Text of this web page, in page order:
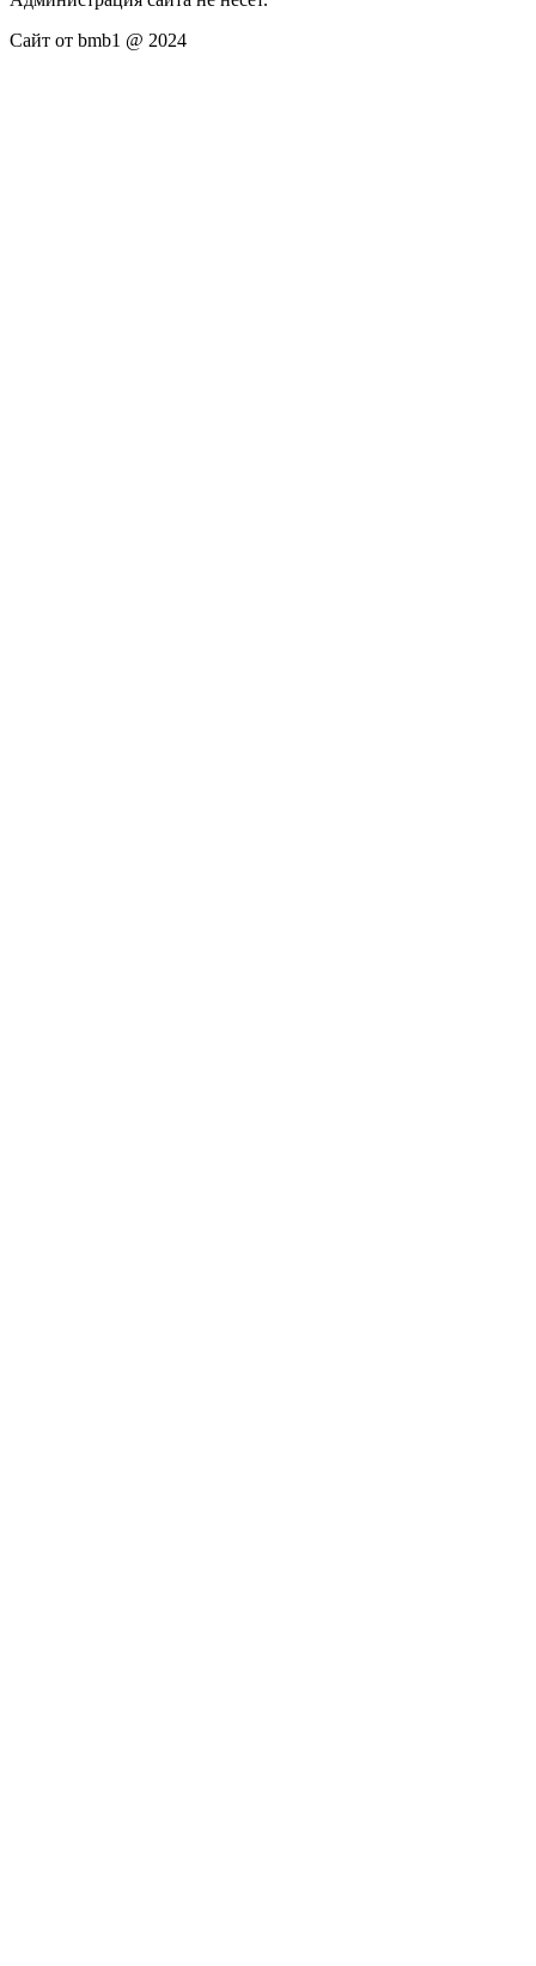
Сайт от bmb1 @ 2024